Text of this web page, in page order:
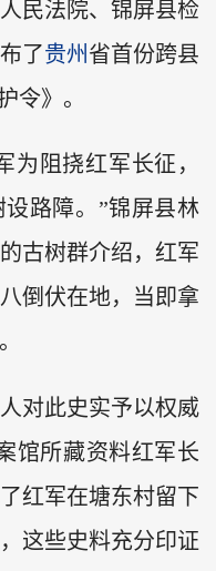
民法院、锦屏县检
了贵州 省首份跨县
令》。
为阻挠红军长征，
路障。”锦屏县林
古树群介绍，红军
倒伏在地，当即拿
对此史实予以权威
馆所藏资料红军长
红军在塘东村留下
这些史料充分印证